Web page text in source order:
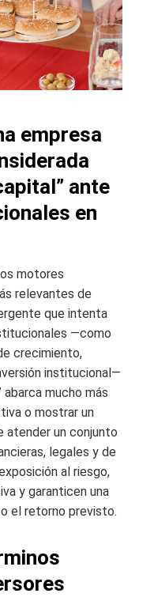
empresa
ante
en
motores
relevantes de
que intenta
—como
crecimiento,
institucional—
mucho más
o mostrar un
atender un conjunto
legales y de
al riesgo,
y garanticen una
el retorno previsto.